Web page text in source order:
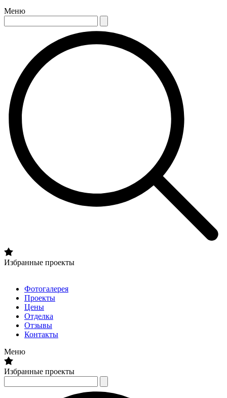
Меню
Избранные проекты
Фотогалерея
Проекты
Цены
Отделка
Отзывы
Контакты
Меню
Избранные проекты